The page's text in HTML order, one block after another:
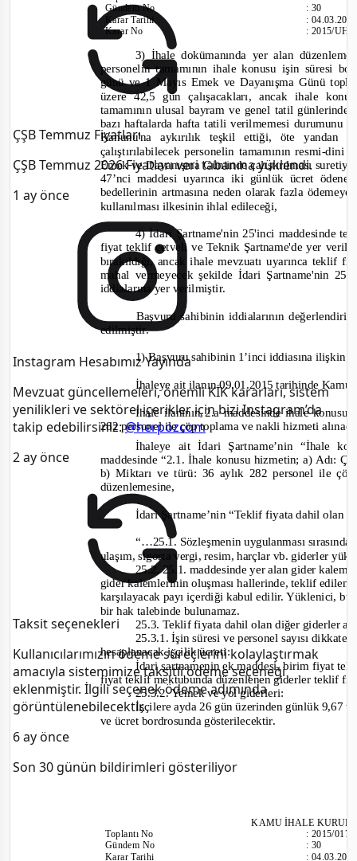
ÇŞB Temmuz Fiyatları
ÇŞB Temmuz 2026 Fiyatları veri tabanına yüklendi.
1 ay önce
Instagram Hesabımız Yayında
Mevzuat güncellemeleri, önemli KİK kararları, sistem
yenilikleri ve sektörel içerikler için bizi Instagram’da
takip edebilirsiniz:@herpozcom
2 ay önce
Taksit seçenekleri
Kullanıcılarımızın ödeme süreçlerini kolaylaştırmak
amacıyla sistemimize taksitli ödeme seçeneği
eklenmiştir. İlgili seçenek ödeme adımında
görüntülenebilecektir.
6 ay önce
Son 30 günün bildirimleri gösteriliyor
Gündem No
Karar Tarihi
Karar No
:30
:
:2015/
3) İhale dokümanında yer alan
personelin tamamının ihale konusu işin süresi
günü ve 1 Mayıs Emek ve Dayanışma Günü
üzere 42,5 gün çalışacakları, ancak ihale
tamamının ulusal bayram ve genel tatil günlerinde
bazı haftalarda hafta tatili verilmemesi durumunu
Kanunu'na aykırılık teşkil ettiği, öte
çalıştırılabilecek personelin tamamının resmi-dini
Emek ve Dayanışma Gününde çalıştırılması
47’nci maddesi uyarınca iki günlük ücret
bedellerinin artmasına neden olarak fazla
kullanılması ilkesinin ihlal edileceği,
4) İdari Şartname'nin 25'inci maddesinde
fiyat teklif cetveli ve Teknik Şartname'de yer
bırakıldığı, ancak ihale mevzuatı uyarınca teklif
mahal vermeyecek şekilde İdari Şartname'nin
iddialarına yer verilmiştir.
Başvuru sahibinin iddialarının
edilmiştir.
1) Başvuru sahibinin 1’inci iddiasına ilişkin
İhaleye ait ilanın 09.01.2015 tarihinde Kamu
İhale ilanının 2.a maddesinde ihale
282 personel ile çöp toplama ve nakli hizmeti
İhaleye ait İdari Şartname’nin “İhale
maddesinde“2.1. İhale konusu hizmetin; a) Adı:
b) Miktarı ve türü: 36 aylık 282 personel ile
düzenlemesine,
İdari Şartname’nin “Teklif fiyata dahil olan
“…25.1. Sözleşmenin uygulanması
ulaşım, sigorta vergi, resim, harçlar vb. giderler
25.2. 25.1. maddesinde yer alan gider
gider kalemlerinin oluşması hallerinde, teklif edilen
karşılayacak payı içerdiği kabul edilir. Yüklenici,
bir hak talebinde bulunamaz.
25.3. Teklif fiyata dahil olan diğer giderler
25.3.1. İşin süresi ve personel sayısı
hesaplanacak işçilik ücreti:
İdari şartnamenin ek maddesi, birim fiyat
fiyat teklif mektubunda düzenlenen giderler teklif
25.3.2. Yemek ve yol giderleri:
İşçilere ayda 26 gün üzerinden günlük 9,67
ve ücret bordrosunda gösterilecektir.
KAMU İHALE
ToplantıNo
Gündem No
Karar Tarihi
:2015/017
:30
: